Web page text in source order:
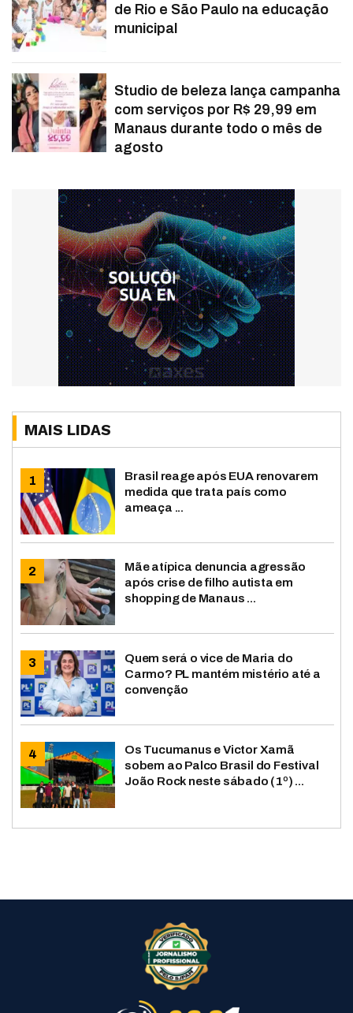
de Rio e São Paulo na educação
municipal
Studio de beleza lança campanha
com serviços por R$ 29,99 em
Manaus durante todo o mês de
agosto
MAIS LIDAS
Brasil reage após EUA renovarem
medida que trata país como
ameaça ...
Mãe atípica denuncia agressão
após crise de filho autista em
shopping de Manaus ...
Quem será o vice de Maria do
Carmo? PL mantém mistério até a
convenção
Os Tucumanus e Victor Xamã
sobem ao Palco Brasil do Festival
João Rock neste sábado (1º) ...